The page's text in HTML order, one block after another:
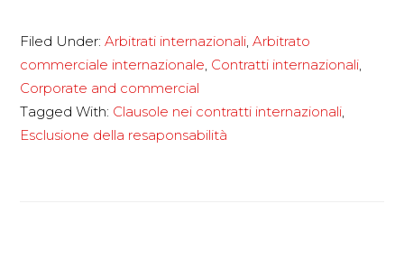
clausola
di
o
Filed Under:Arbitrati internazionali,Arbitrato
commerciale internazionale, Contratti internazionali,
Corporate and commercial
Tagged With: Clausole nei contratti internazionali,
Esclusione della resaponsabilità